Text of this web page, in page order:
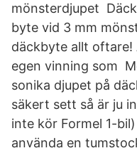
mönsterdjupet
byte vid 3 mm
däckbyte allt
egen vinning som
sonika djupet på
säkert sett så är ju
inte kör Formel 1-
använda en